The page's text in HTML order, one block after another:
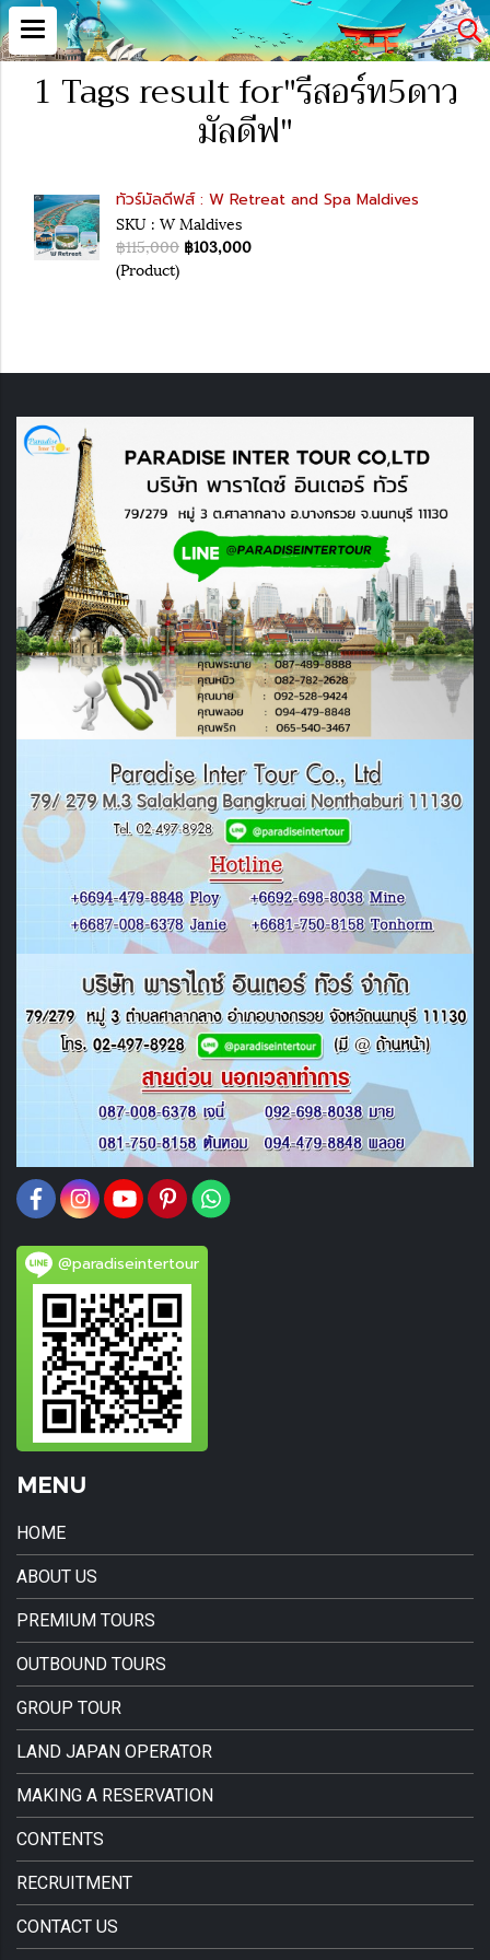
1 Tags result for"รีสอร์ท5ดาว
มัลดีฟ"
ทัวร์มัลดีฟส์ : W Retreat and Spa Maldives
SKU : W Maldives
฿115,000 ฿103,000
(Product)
@paradiseintertour
MENU
HOME
ABOUT US
PREMIUM TOURS
OUTBOUND TOURS
GROUP TOUR
LAND JAPAN OPERATOR
MAKING A RESERVATION
CONTENTS
RECRUITMENT
CONTACT US